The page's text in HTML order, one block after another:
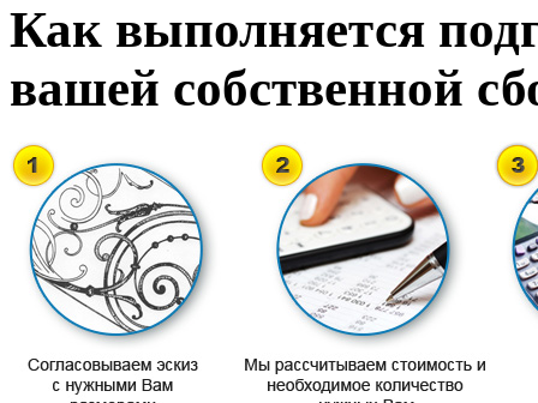
Как выполняется
вашей собственной